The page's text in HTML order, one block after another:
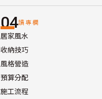
04讀專欄
居家風水
收納技巧
風格營造
預算分配
施工流程